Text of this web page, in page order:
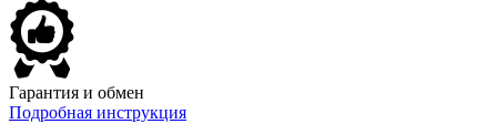
Гарантия и обмен
Подробная инструкция